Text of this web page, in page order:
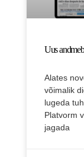
Uus
Alates
võimalik
lugeda
Platvorm
jagada